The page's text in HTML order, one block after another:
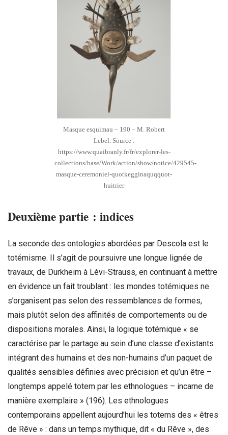
Masque esquimau – 190 – M. Robert
Lebel. Source :
https://www.quaibranly.fr/fr/explorer-les-
collections/base/Work/action/show/notice/429545-
masque-ceremoniel-quotkegginaquqquot-
huitrier
Deuxième partie : indices
La seconde des ontologies abordées par Descola est le
totémisme. Il s’agit de poursuivre une longue lignée de
travaux, de Durkheim à Lévi-Strauss, en continuant à mettre
en évidence un fait troublant : les mondes totémiques ne
s’organisent pas selon des ressemblances de formes,
mais plutôt selon des affinités de comportements ou de
dispositions morales. Ainsi, la logique totémique « se
caractérise par le partage au sein d’une classe d’existants
intégrant des humains et des non-humains d’un paquet de
qualités sensibles définies avec précision et qu’un être –
longtemps appelé totem par les ethnologues – incarne de
manière exemplaire » (196). Les ethnologues
contemporains appellent aujourd’hui les totems des « êtres
de Rêve » : dans un temps mythique, dit « du Rêve », des